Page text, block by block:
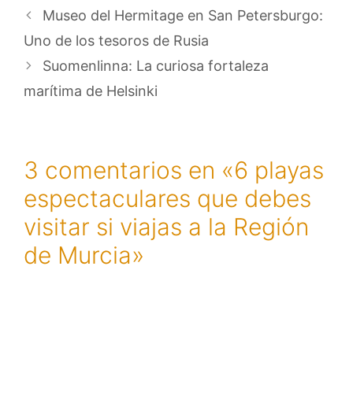
Museo del Hermitage en San Petersburgo:
Uno de los tesoros de Rusia
Suomenlinna: La curiosa fortaleza
marítima de Helsinki
3 comentarios en «6 playas
espectaculares que debes
visitar si viajas a la Región
de Murcia»